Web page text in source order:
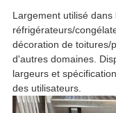
Largement utilisé
réfrigérateurs/
décoration de toitures/
d'autres domaines.
largeurs et
des utilisateurs.